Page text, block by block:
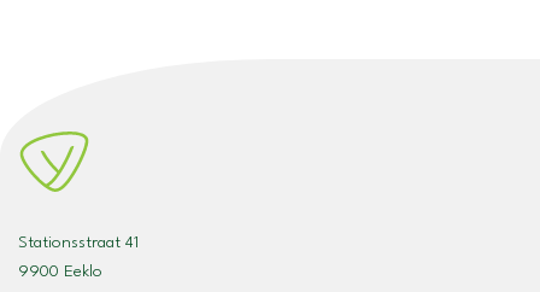
Stationsstraat 41
9900 Eeklo